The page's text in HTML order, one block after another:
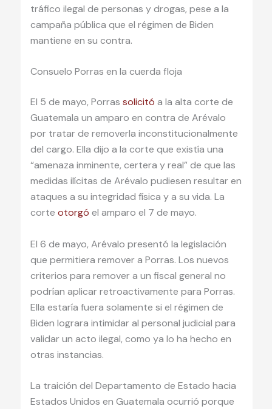
tráfico ilegal de personas y drogas, pese a la
campaña pública que el régimen de Biden
mantiene en su contra.
Consuelo Porras en la cuerda floja
El 5 de mayo, Porras solicitó a la alta corte de
Guatemala un amparo en contra de Arévalo
por tratar de removerla inconstitucionalmente
del cargo. Ella dijo a la corte que existía una
“amenaza inminente, certera y real” de que las
medidas ilícitas de Arévalo pudiesen resultar en
ataques a su integridad física y a su vida. La
corte otorgó el amparo el 7 de mayo.
El 6 de mayo, Arévalo presentó la legislación
que permitiera remover a Porras. Los nuevos
criterios para remover a un fiscal general no
podrían aplicar retroactivamente para Porras.
Ella estaría fuera solamente si el régimen de
Biden lograra intimidar al personal judicial para
validar un acto ilegal, como ya lo ha hecho en
otras instancias.
La traición del Departamento de Estado hacia
Estados Unidos en Guatemala ocurrió porque